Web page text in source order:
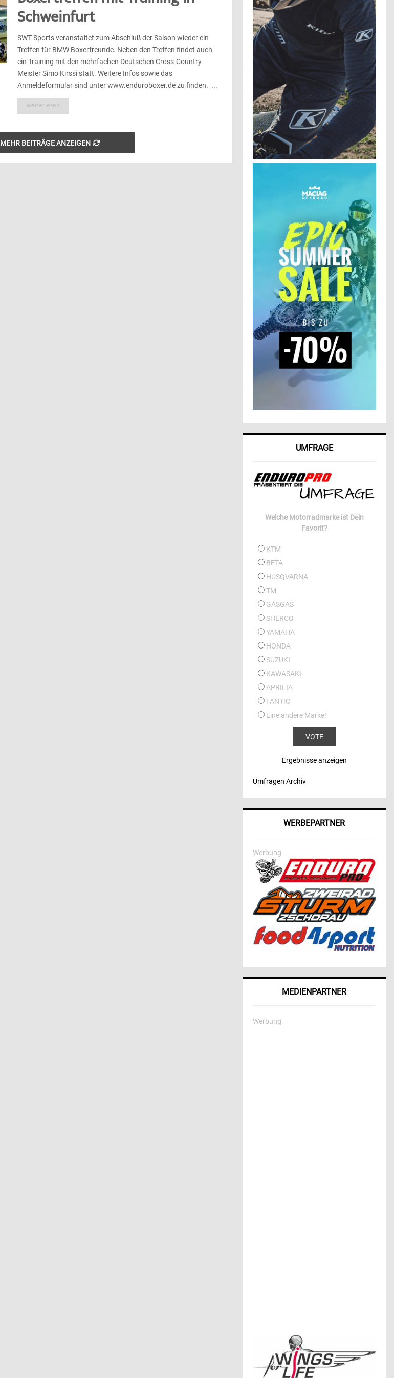
Schweinfurt
SWT Sports veranstaltet zum Abschluß der Saison wieder ein
Treffen für BMW Boxerfreunde. Neben den Treffen findet auch
ein Training mit den mehrfachen Deutschen Cross-Country
Meister Simo Kirssi statt. Weitere Infos sowie das
Anmeldeformular sind unter www.enduroboxer.de zu finden. ...
weiterlesen
MEHR BEITRÄGE ANZEIGEN
UMFRAGE
Welche Motorradmarke ist Dein
Favorit?
KTM
BETA
HUSQVARNA
TM
GASGAS
SHERCO
YAMAHA
HONDA
SUZUKI
KAWASAKI
APRILIA
FANTIC
Eine andere Marke!
Ergebnisse anzeigen
Umfragen Archiv
WERBEPARTNER
Werbung
MEDIENPARTNER
Werbung